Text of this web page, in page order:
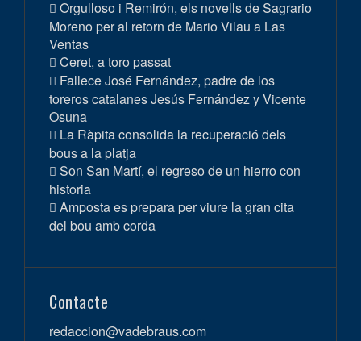
Orgulloso i Remirón, els novells de Sagrario
Moreno per al retorn de Mario Vilau a Las
Ventas
Ceret, a toro passat
Fallece José Fernández, padre de los
toreros catalanes Jesús Fernández y Vicente
Osuna
La Ràpita consolida la recuperació dels
bous a la platja
Son San Martí, el regreso de un hierro con
historia
Amposta es prepara per viure la gran cita
del bou amb corda
Contacte
redaccion@vadebraus.com